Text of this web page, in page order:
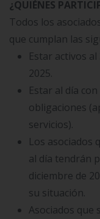
¿QUIÉNES
Todos los
que cumplan las
Estar activos
2025.
Estar al día
obligaciones
servicios).
Los asociados
al día tendrán
diciembre de
su situación.
Asociados que